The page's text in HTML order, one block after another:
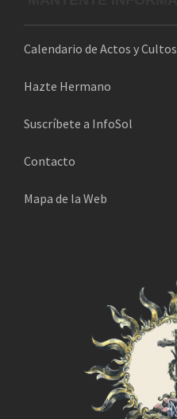
t
r
n
c
Calendario de Actos y Cultos
Hazte Hermano
Suscríbete a InfoSol
Contacto
Mapa de la Web